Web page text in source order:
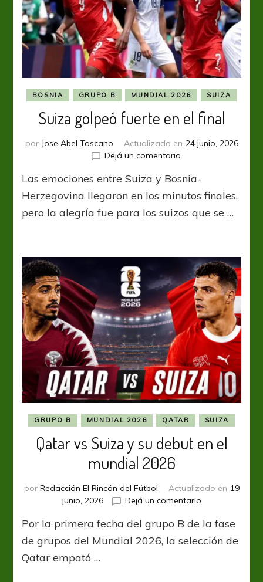
BOSNIA GRUPO B MUNDIAL 2026 SUIZA
Suiza golpeó fuerte en el final
por Jose Abel Toscano Actualizado en 24 junio, 2026
Dejá un comentarioen
golpeó
fuerte
el
Las emociones entre Suiza y Bosnia-
Herzegovina llegaron en los minutos finales,
pero la alegría fue para los suizos que se …
GRUPO B MUNDIAL 2026 QATAR SUIZA
Qatar vs Suiza y su debut en el
mundial 2026
por Redacción El Rincón del Fútbol Actualizado en 19
junio, 2026
Dejá un comentarioen
vs
Suiza
Por la primera fecha del grupo B de la fase
de grupos del Mundial 2026, la selección de
Qatar empató …